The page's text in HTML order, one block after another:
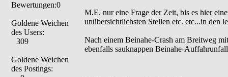
Bewertungen:0
Goldene Weichen
des Users:
309
Goldene Weichen
des Postings:
M.E. nur eine Frage der Zeit, bis es hier
unübersichtlichsten Stellen etc. etc...in den
Nach einem Beinahe-Crash am Breitweg
ebenfalls sauknappen Beinahe-